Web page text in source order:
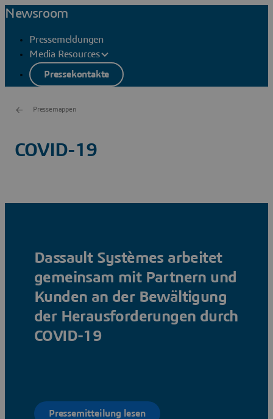
Newsroom
Pressemeldungen
Media Resources
Pressekontakte
Pressemappen
COVID-19
Dassault Systèmes arbeitet
gemeinsam mit Partnern und
Kunden an der Bewältigung
der Herausforderungen durch
COVID-19
Pressemitteilung lesen